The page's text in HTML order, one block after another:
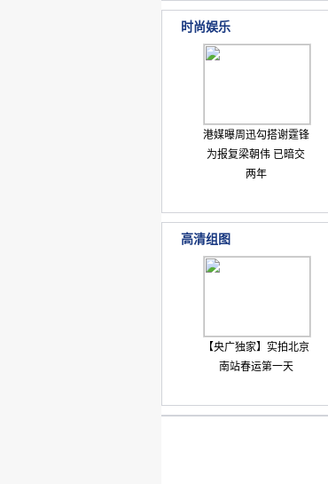
时尚娱乐
港媒曝周迅勾搭谢霆锋
为报复梁朝伟 已暗交
两年
高清组图
【央广独家】实拍北京
南站春运第一天